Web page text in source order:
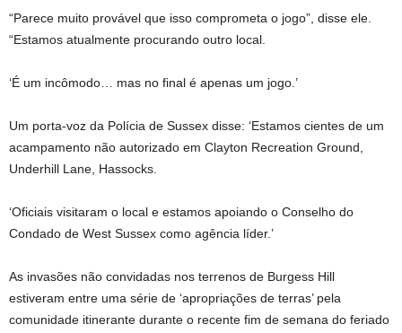
“Parece muito provável que isso comprometa o jogo”, disse ele.
“Estamos atualmente procurando outro local.
‘É um incômodo… mas no final é apenas um jogo.’
Um porta-voz da Polícia de Sussex disse: ‘Estamos cientes de um
acampamento não autorizado em Clayton Recreation Ground,
Underhill Lane, Hassocks.
‘Oficiais visitaram o local e estamos apoiando o Conselho do
Condado de West Sussex como agência líder.’
As invasões não convidadas nos terrenos de Burgess Hill
estiveram entre uma série de ‘apropriações de terras’ pela
comunidade itinerante durante o recente fim de semana do feriado